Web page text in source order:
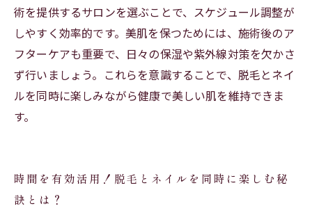
術を提供するサロンを選ぶことで、スケジュール調整が
しやすく効率的です。美肌を保つためには、施術後のア
フターケアも重要で、日々の保湿や紫外線対策を欠かさ
ず行いましょう。これらを意識することで、脱毛とネイ
ルを同時に楽しみながら健康で美しい肌を維持できま
す。
時間を有効活用！脱毛とネイルを同時に楽しむ秘
訣とは？